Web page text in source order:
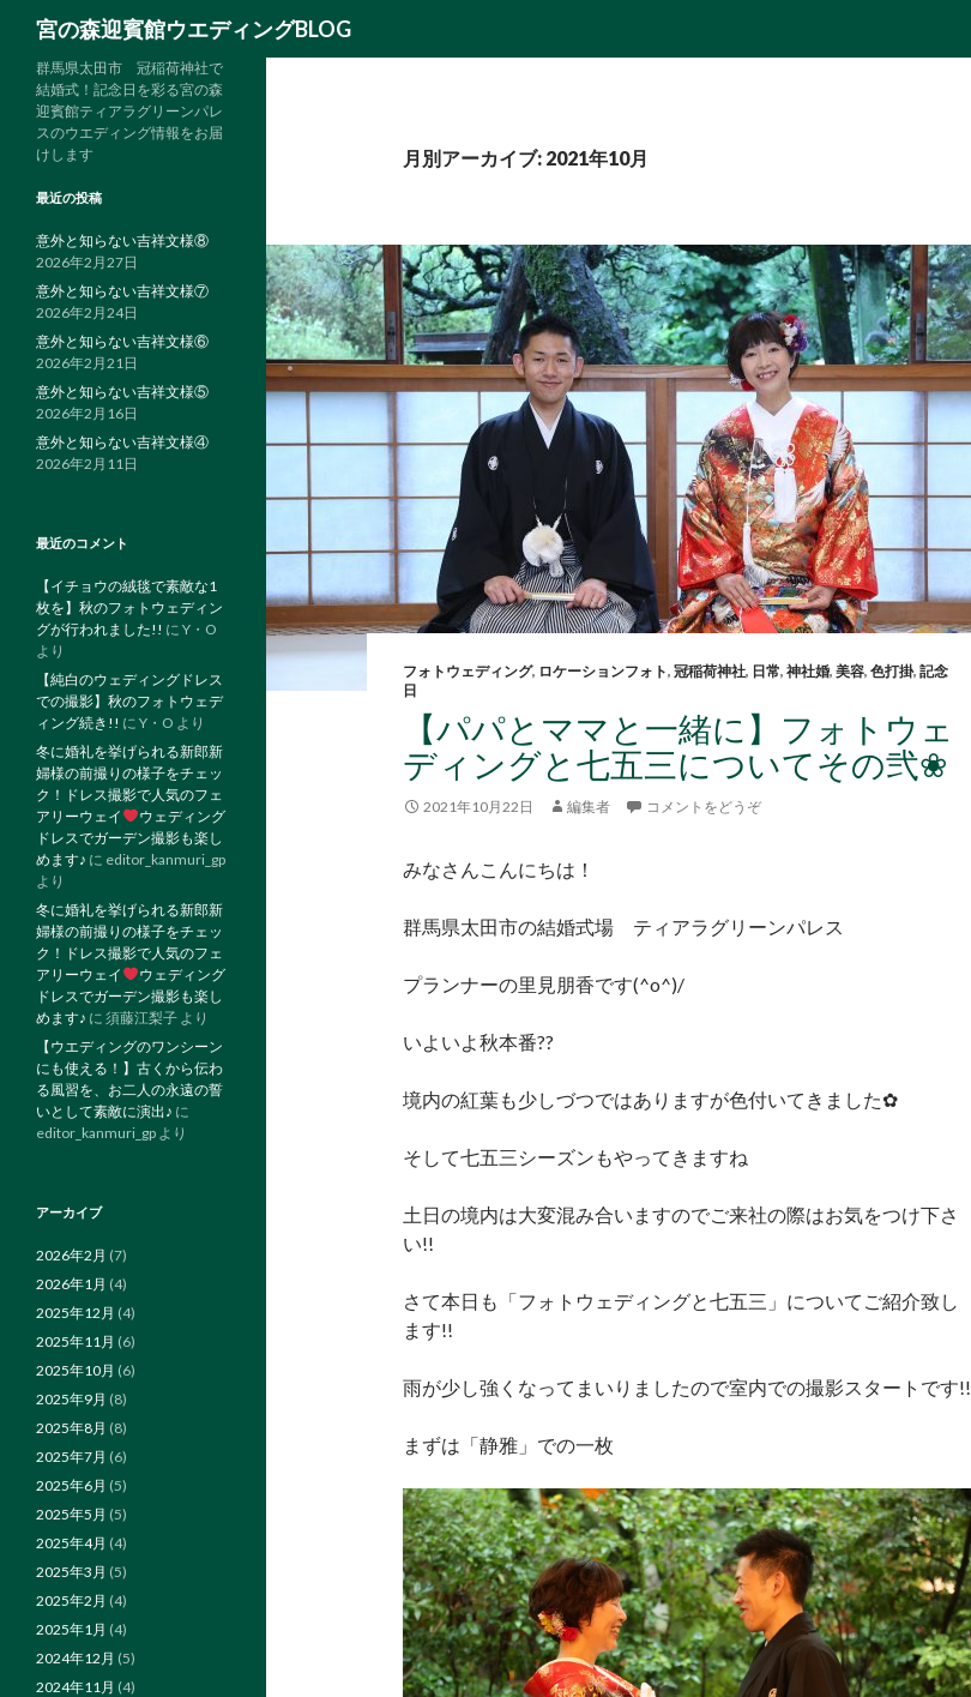
宮の森迎賓館ウエディングBLOG
月別アーカイブ: 2021年10月
フォトウェディング, ロケーションフォト, 冠稲荷神社, 日常, 神社婚, 美容, 色打掛, 記念
日
【パパとママと一緒に】フォトウェ
ディングと七五三についてその弐❀
2021年10月22日 編集者 コメントをどうぞ
みなさんこんにちは！
群馬県太田市の結婚式場 ティアラグリーンパレス
プランナーの里見朋香です(^o^)/
いよいよ秋本番??
境内の紅葉も少しづつではありますが色付いてきました✿
そして七五三シーズンもやってきますね
土日の境内は大変混み合いますのでご来社の際はお気をつけ下さ
い!!
さて本日も「フォトウェディングと七五三」についてご紹介致し
ます!!
雨が少し強くなってまいりましたので室内での撮影スタートです!!
まずは「静雅」での一枚
群馬県太田市 冠稲荷神社で
結婚式！記念日を彩る宮の森
迎賓館ティアラグリーンパレ
スのウエディング情報をお届
けします
最近の投稿
意外と知らない吉祥文様⑧
2026年2月27日
意外と知らない吉祥文様⑦
2026年2月24日
意外と知らない吉祥文様⑥
2026年2月21日
意外と知らない吉祥文様⑤
2026年2月16日
意外と知らない吉祥文様④
2026年2月11日
最近のコメント
【イチョウの絨毯で素敵な1
枚を】秋のフォトウェディン
グが行われました!! に Y・O
より
【純白のウェディングドレス
での撮影】秋のフォトウェデ
ィング続き!! に Y・O より
冬に婚礼を挙げられる新郎新
婦様の前撮りの様子をチェッ
ク！ドレス撮影で人気のフェ
アリーウェイ
ウェディング
ドレスでガーデン撮影も楽し
めます♪ に editor_kanmuri_gp
より
冬に婚礼を挙げられる新郎新
婦様の前撮りの様子をチェッ
ク！ドレス撮影で人気のフェ
アリーウェイ
ウェディング
ドレスでガーデン撮影も楽し
めます♪ に 須藤江梨子 より
【ウエディングのワンシーン
にも使える！】古くから伝わ
る風習を、お二人の永遠の誓
いとして素敵に演出♪ に
editor_kanmuri_gp より
アーカイブ
2026年2月 (7)
2026年1月 (4)
2025年12月 (4)
2025年11月 (6)
2025年10月 (6)
2025年9月 (8)
2025年8月 (8)
2025年7月 (6)
2025年6月 (5)
2025年5月 (5)
2025年4月 (4)
2025年3月 (5)
2025年2月 (4)
2025年1月 (4)
2024年12月 (5)
2024年11月 (4)